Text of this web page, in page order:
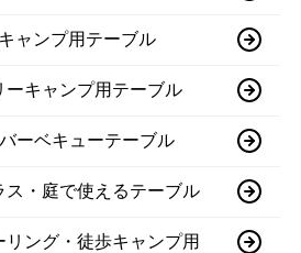
ャンプ用テーブル
ーキャンプ用テーブル
ーベキューテーブル
ス・庭で使えるテーブル
リング・徒歩キャンプ用